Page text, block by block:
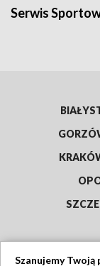
Serwis
Szanujemy Twoją